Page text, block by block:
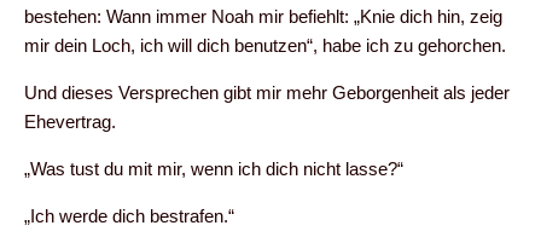
bestehen: Wann immer Noah mir befiehlt: „Knie dich hin, zeig
mir dein Loch, ich will dich benutzen“, habe ich zu gehorchen.
Und dieses Versprechen gibt mir mehr Geborgenheit als jeder
Ehevertrag.
„Was tust du mit mir, wenn ich dich nicht lasse?“
„Ich werde dich bestrafen.“